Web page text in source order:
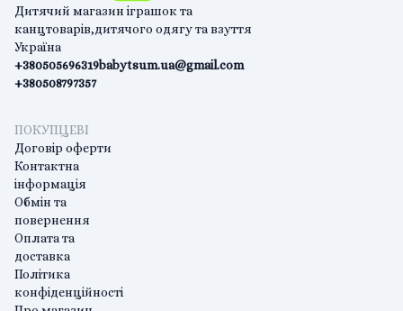
Дитячий магазин іграшок та
канцтоварів,дитячого одягу та взуття
Україна
+380505696319
+380508797357
babytsum.ua@gmail.com
ПОКУПЦЕВІ
Договір оферти
Контактна
інформація
Обмін та
повернення
Оплата та
доставка
Політика
конфіденційності